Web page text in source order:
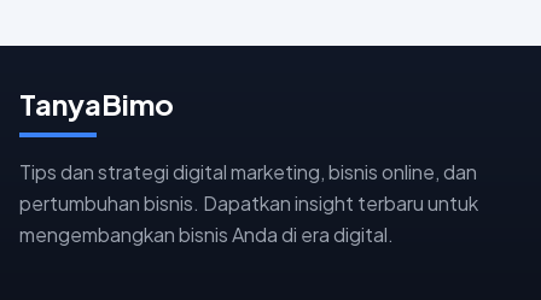
TanyaBimo
Tips dan strategi digital marketing, bisnis online, dan
pertumbuhan bisnis. Dapatkan insight terbaru untuk
mengembangkan bisnis Anda di era digital.